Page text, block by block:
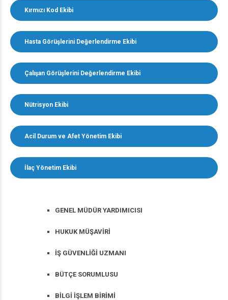
Kırmızı Kod Ekibi
Hasta Görüşlerini Değerlendirme Ekibi
Çalışan Görüşlerini Değerlendirme Ekibi
Nütrisyon Ekibi
Acil Durum ve Afet Yönetim Ekibi
İlaç Yönetim Ekibi
GENEL MÜDÜR YARDIMICISI
HUKUK MÜŞAVİRİ
İŞ GÜVENLİĞİ UZMANI
BÜTÇE SORUMLUSU
BİLGİ İŞLEM BİRİMİ